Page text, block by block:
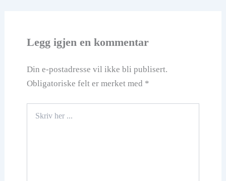
Legg igjen en kommentar
Din e-postadresse vil ikke bli publisert.
Obligatoriske felt er merket med *